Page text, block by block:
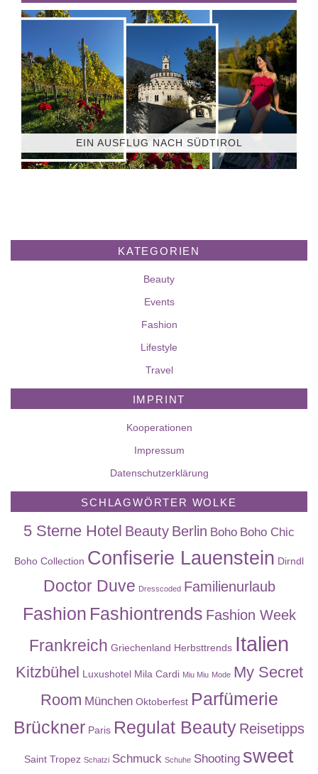
EIN AUSFLUG NACH SÜDTIROL
KATEGORIEN
Beauty
Events
Fashion
Lifestyle
Travel
IMPRINT
Kooperationen
Impressum
Datenschutzerklärung
SCHLAGWÖRTER WOLKE
5 Sterne Hotel Beauty Berlin Boho Boho Chic
Boho Collection Confiserie Lauenstein Dirndl
Doctor Duve Dresscoded Familienurlaub
Fashion Fashiontrends Fashion Week
Frankreich Griechenland Herbsttrends Italien
Kitzbühel Luxushotel Mila Cardi Miu Miu Mode My Secret
Room München Oktoberfest Parfümerie
Brückner Paris Regulat Beauty Reisetipps
Saint Tropez Schatzi Schmuck Schuhe Shooting sweet